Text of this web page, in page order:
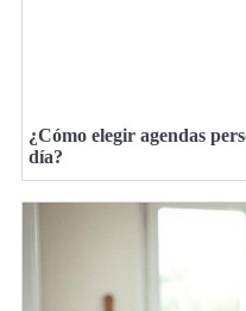
¿Cómo elegir agendas
día?